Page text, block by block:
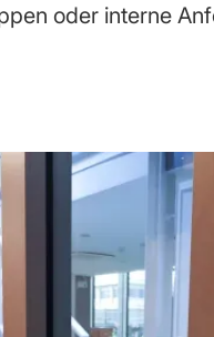
oder interne